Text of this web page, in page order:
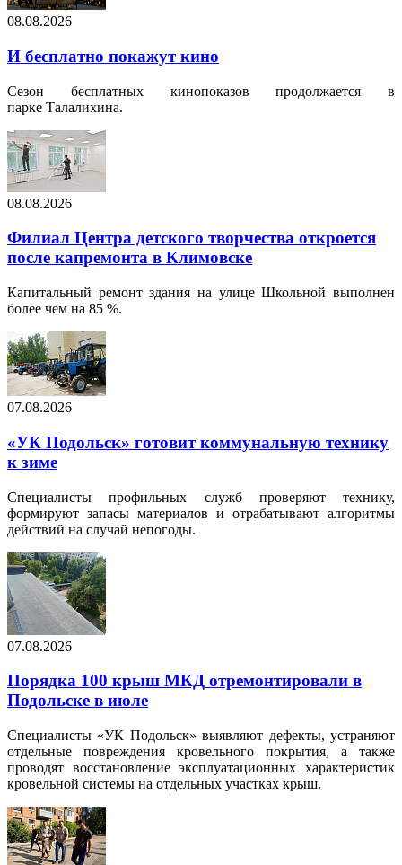
08.08.2026
И бесплатно покажут кино
Сезон бесплатных кинопоказов продолжается в
парке Талалихина.
08.08.2026
Филиал Центра детского творчества откроется
после капремонта в Климовске
Капитальный ремонт здания на улице Школьной выполнен
более чем на 85 %.
07.08.2026
«УК Подольск» готовит коммунальную технику
к зиме
Специалисты профильных служб проверяют технику,
формируют запасы материалов и отрабатывают алгоритмы
действий на случай непогоды.
07.08.2026
Порядка 100 крыш МКД отремонтировали в
Подольске в июле
Специалисты «УК Подольск» выявляют дефекты, устраняют
отдельные повреждения кровельного покрытия, а также
проводят восстановление эксплуатационных характеристик
кровельной системы на отдельных участках крыш.